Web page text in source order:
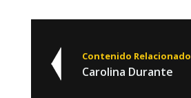
Contenido Relacionado
Carolina Durante